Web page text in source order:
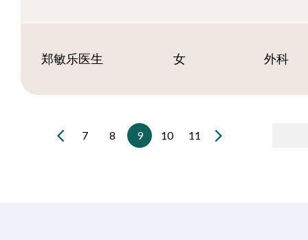
郑敏乐医生 女 外科
7 8 9 10 11